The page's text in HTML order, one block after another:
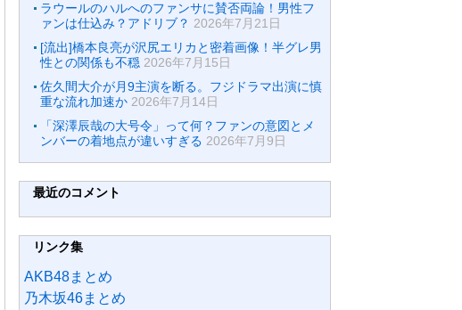
ラウールのハルへのファンサに賛否両論！男性フ
ァンは仕込み？アドリブ？ 2026年7月21日
[流出]橋本良亮が沢尻エリカと密着画像！半グレ男
性との関係も不穏 2026年7月15日
佐久間大介が月9主演を断る。フジドラマ出演に慎
重な流れ加速か 2026年7月14日
「深澤辰哉の大号令」って何？ファンの意図とメ
ンバーの着地点が違いすぎる 2026年7月9日
最近のコメント
リンク集
AKB48まとめ
乃木坂46まとめ